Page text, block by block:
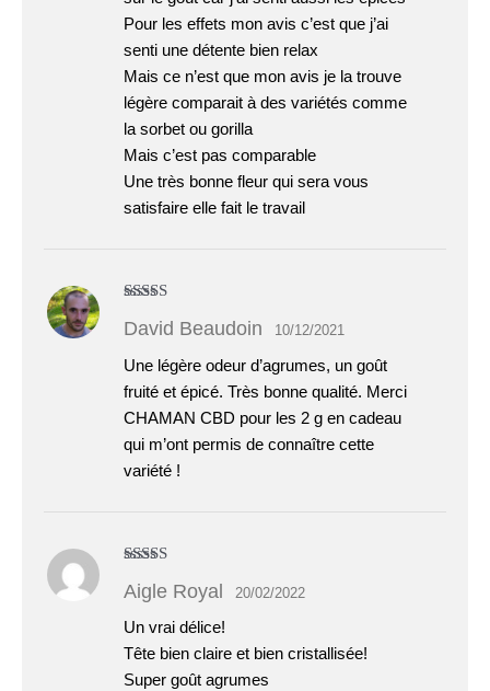
Pour les effets mon avis c’est que j’ai
senti une détente bien relax
Mais ce n’est que mon avis je la trouve
légère comparait à des variétés comme
la sorbet ou gorilla
Mais c’est pas comparable
Une très bonne fleur qui sera vous
satisfaire elle fait le travail
David Beaudoin 10/12/2021
Une légère odeur d’agrumes, un goût
fruité et épicé. Très bonne qualité. Merci
CHAMAN CBD pour les 2 g en cadeau
qui m’ont permis de connaître cette
variété !
Aigle Royal 20/02/2022
Un vrai délice!
Tête bien claire et bien cristallisée!
Super goût agrumes